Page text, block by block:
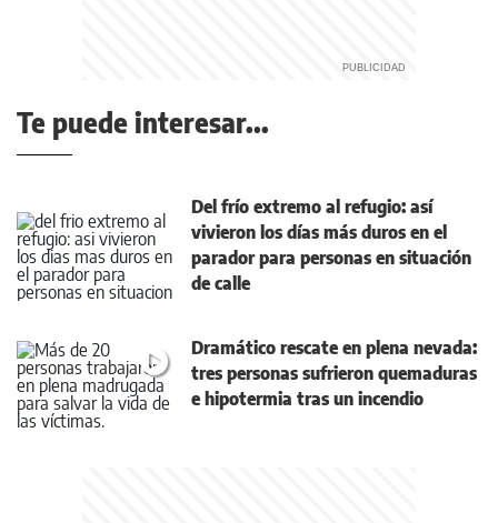
Te puede interesar...
Del frío extremo al refugio: así
vivieron los días más duros en el
parador para personas en situación
de calle
Dramático rescate en plena nevada:
tres personas sufrieron quemaduras
e hipotermia tras un incendio